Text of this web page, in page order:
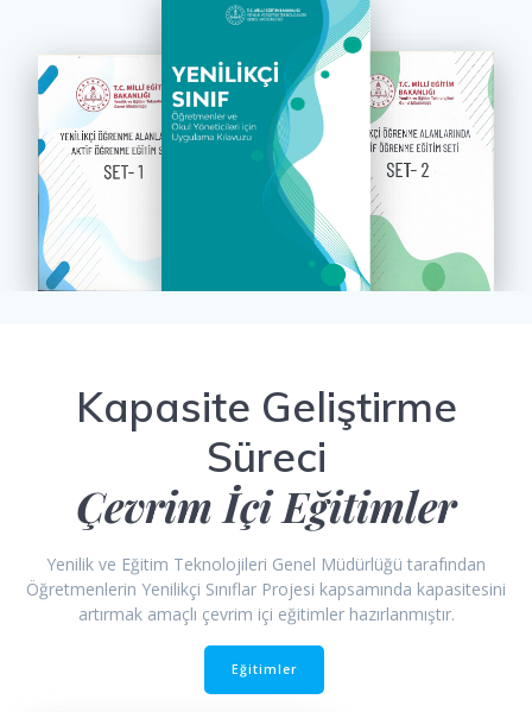
Kapasite Geliştirme
Süreci
Çevrim İçi Eğitimler
Yenilik ve Eğitim Teknolojileri Genel Müdürlüğü tarafından
Öğretmenlerin Yenilikçi Sınıflar Projesi kapsamında kapasitesini
artırmak amaçlı çevrim içi eğitimler hazırlanmıştır.
Eğitimler